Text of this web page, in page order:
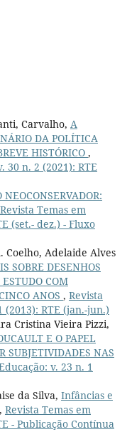
Carvalho, A
DA POLÍTICA
HISTÓRICO ,
30 n. 2 (2021): RTE
NEOCONSERVADOR:
Revista Temas em
(set.- dez.) - Fluxo
Coelho, Adelaide Alves
SOBRE DESENHOS
COM
ANOS , Revista
(2013): RTE (jan.-jun.)
Cristina Vieira Pizzi,
E O PAPEL
SUBJETIVIDADES NAS
v. 23 n. 1
da Silva, Infâncias e
, Revista Temas em
- Publicação Contínua